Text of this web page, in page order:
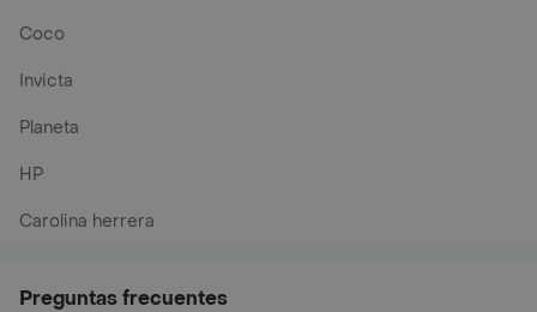
Coco
Invicta
Planeta
HP
Carolina herrera
Preguntas frecuentes